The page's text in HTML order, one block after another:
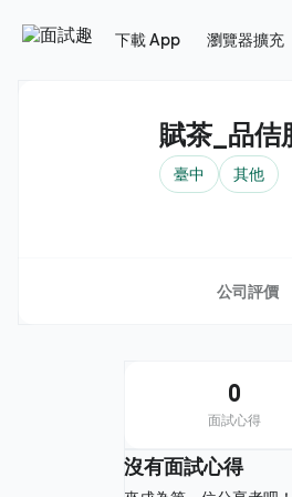
下載 App 瀏覽器擴充
賦茶_品佶
臺中 其他
公司評價
0
面試心得
沒有面試心得